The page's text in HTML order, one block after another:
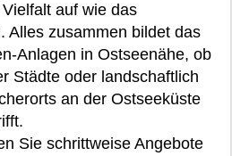
auf wie das
Alles zusammen bildet das
Anlagen in Ostseenähe, ob
Städte oder landschaftlich
an der Ostseeküste
Sie schrittweise Angebote